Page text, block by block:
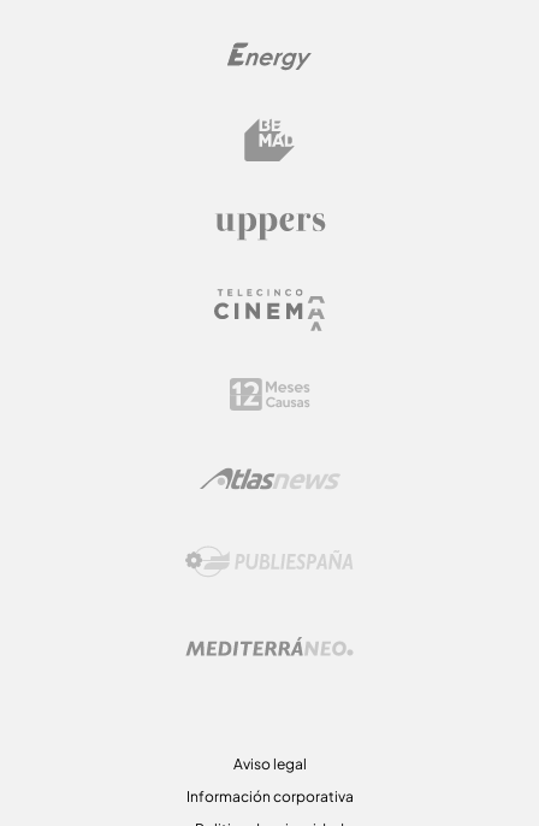
Aviso legal
Información corporativa